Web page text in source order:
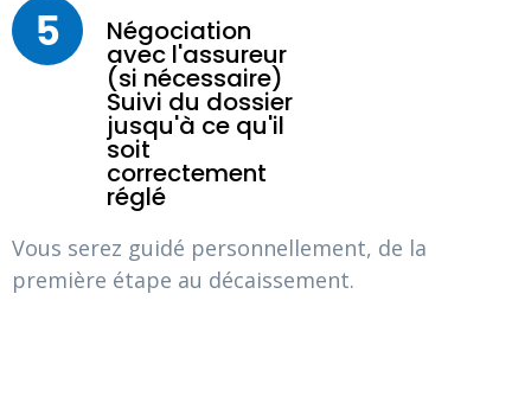
5 Négociation
avec l'assureur
(si nécessaire)
Suivi du dossier
jusqu'à ce qu'il
soit
correctement
réglé
Vous serez guidé personnellement, de la
première étape au décaissement.